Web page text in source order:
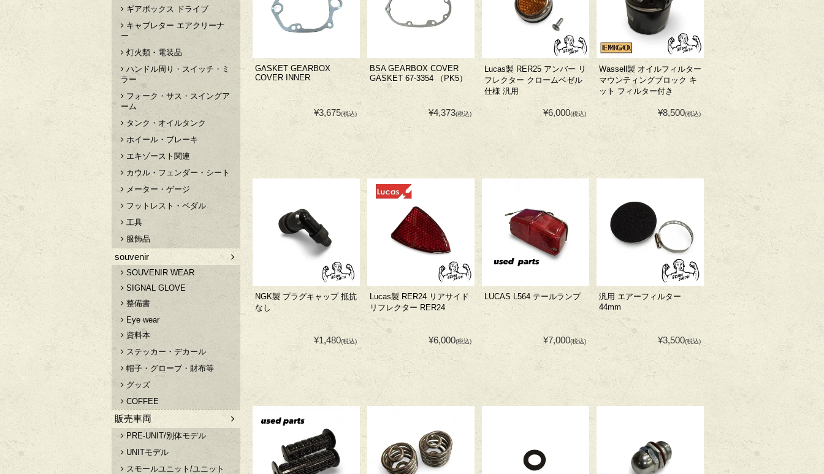
GASKET GEARBOX
COVER INNER
¥3,675(税込)
BSA GEARBOX COVER
GASKET 67-3354 （PK5）
¥4,373(税込)
Lucas製 RER25 アンバー リ
フレクター クロームベゼル
仕様 汎用
¥6,000(税込)
Wassell製 オイルフィルター
マウンティングブロック キ
ット フィルター付き
¥8,500(税込)
NGK製 プラグキャップ 抵抗
なし
¥1,480(税込)
Lucas製 RER24 リアサイド
リフレクター RER24
¥6,000(税込)
LUCAS L564 テールランプ
¥7,000(税込)
汎用 エアーフィルター
44mm
¥3,500(税込)
ギアボックス ドライブ
キャブレター エアクリーナ
ー
灯火類・電装品
ハンドル周り・スイッチ・ミ
ラー
フォーク・サス・スイングア
ーム
タンク・オイルタンク
ホイール・ブレーキ
エキゾースト関連
カウル・フェンダー・シート
メーター・ゲージ
フットレスト・ペダル
工具
服飾品
souvenir
SOUVENIR WEAR
SIGNAL GLOVE
整備書
Eye wear
資料本
ステッカー・デカール
帽子・グローブ・財布等
グッズ
COFFEE
販売車両
PRE-UNIT/別体モデル
UNITモデル
スモールユニット/ユニット